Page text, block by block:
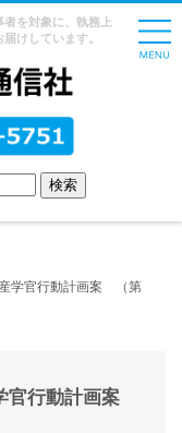
を対象に、執務上
けしています。
学官行動計画案 （第
官行動計画案